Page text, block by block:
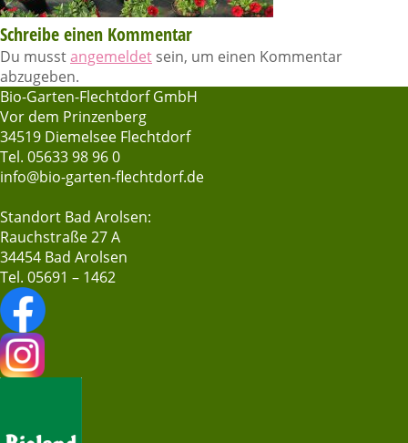
Schreibe einen Kommentar
Du musstangemeldet sein, um einen Kommentar
abzugeben.
Bio-Garten-Flechtdorf GmbH
Vor dem Prinzenberg
34519 Diemelsee Flechtdorf
Tel. 05633 98 96 0
info@bio-garten-flechtdorf.de
Standort Bad Arolsen:
Rauchstraße 27 A
34454 Bad Arolsen
Tel. 05691 – 1462